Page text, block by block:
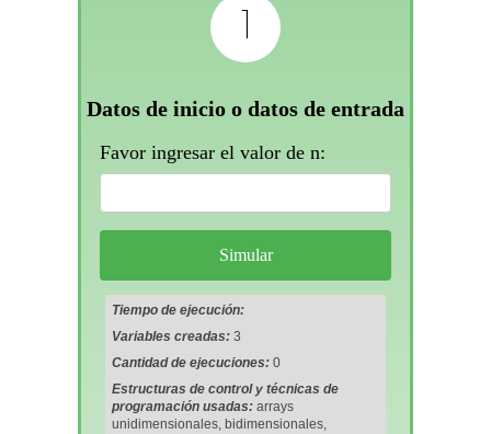
1
Datos de inicio o datos de entrada
Favor ingresar el valor de n:
Tiempo de ejecución:
Variables creadas: 3
Cantidad de ejecuciones: 0
Estructuras de control y técnicas de
programación usadas: arrays
unidimensionales, bidimensionales,